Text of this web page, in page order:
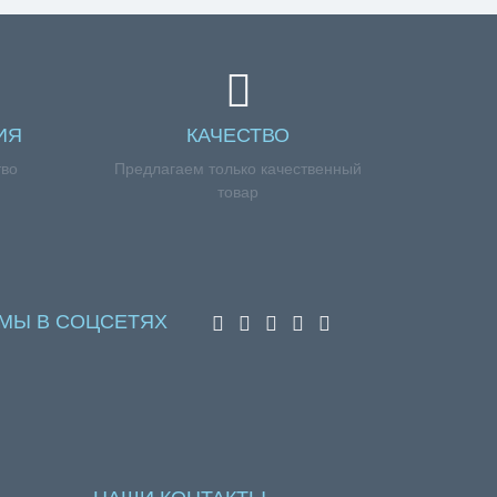
КАЧЕСТВО
Предлагаем только качественный
товар
В СОЦСЕТЯХ